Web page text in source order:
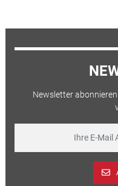
Newsletter